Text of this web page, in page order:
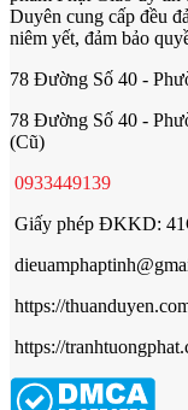
Duyên cung cấp đều
niêm yết, đảm bảo
78 Đường Số 40 -
78 Đường Số 40 -
(Cũ)
0933449139
Giấy phép ĐKKD:
https://
https://